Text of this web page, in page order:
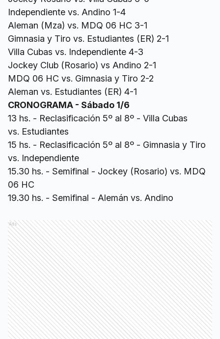
Independiente vs. Andino 1-4
Aleman (Mza) vs. MDQ 06 HC 3-1
Gimnasia y Tiro vs. Estudiantes (ER) 2-1
Villa Cubas vs. Independiente 4-3
Jockey Club (Rosario) vs Andino 2-1
MDQ 06 HC vs. Gimnasia y Tiro 2-2
Aleman vs. Estudiantes (ER) 4-1
CRONOGRAMA - Sábado 1/6
13 hs. - Reclasificación 5º al 8º - Villa Cubas
vs. Estudiantes
15 hs. - Reclasificación 5º al 8º - Gimnasia y Tiro
vs. Independiente
15.30 hs. - Semifinal - Jockey (Rosario) vs. MDQ
06 HC
19.30 hs. - Semifinal - Alemán vs. Andino
Ads